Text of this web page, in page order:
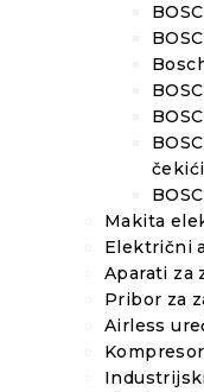
čekići
Makita
Električni
Aparati za
Pribor za
Airless